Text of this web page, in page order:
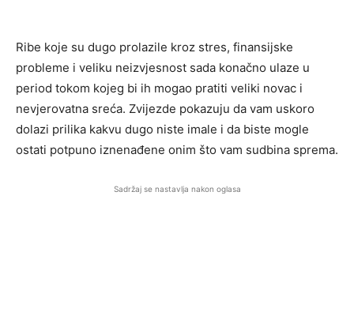
Ribe koje su dugo prolazile kroz stres, finansijske
probleme i veliku neizvjesnost sada konačno ulaze u
period tokom kojeg bi ih mogao pratiti veliki novac i
nevjerovatna sreća. Zvijezde pokazuju da vam uskoro
dolazi prilika kakvu dugo niste imale i da biste mogle
ostati potpuno iznenađene onim što vam sudbina sprema.
Sadržaj se nastavlja nakon oglasa